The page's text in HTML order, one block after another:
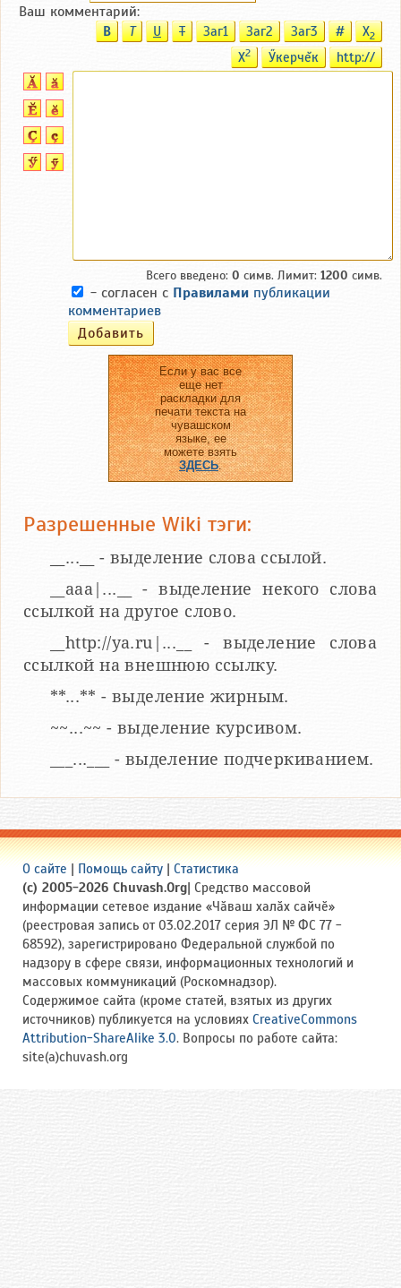
Ваш комментарий:
B T U T Заг1 Заг2 Заг3 # X2
X2 Ӳкерчĕк http://
Всего введено: 0 симв. Лимит: 1200 симв.
- согласен с Правилами публикации
комментариев
Если у вас все
еще нет
раскладки для
печати текста на
чувашском
языке, ее
можете взять
ЗДЕСЬ.
Разрешенные Wiki тэги:
__...__ - выделение слова ссылой.
__aaa|...__ - выделение некого слова
ссылкой на другое слово.
__http://ya.ru|...__ - выделение слова
ссылкой на внешнюю ссылку.
**...** - выделение жирным.
~~...~~ - выделение курсивом.
___...___ - выделение подчеркиванием.
О сайте Помощь сайту
Статистика
(c) 2005-2026 Chuvash.Org | Средство массовой
информации сетевое издание «Чӑваш халӑх сайчӗ»
(реестровая запись от 03.02.2017 серия ЭЛ № ФС 77 -
68592), зарегистрировано Федеральной службой по
надзору в сфере связи, информационных технологий и
массовых коммуникаций (Роскомнадзор).
Содержимое сайта (кроме статей, взятых из других
источников) публикуется на условиях CreativeCommons
Attribution-ShareAlike 3.0. Вопросы по работе сайта:
site(a)chuvash.org